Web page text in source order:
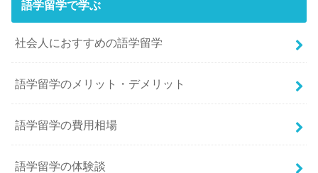
語学留学で学ぶ
社会人におすすめの語学留学
語学留学のメリット・デメリット
語学留学の費用相場
語学留学の体験談